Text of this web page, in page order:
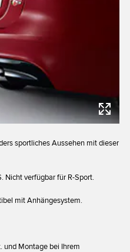
sportliches Aussehen mit dieser
Nicht verfügbar für R-Sport.
mit Anhängesystem.
und Montage bei Ihrem